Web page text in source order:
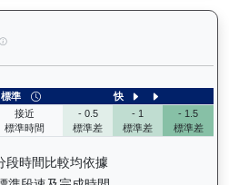
銀進（G266）— 速勢末腳加速能力
標準
快
接近
標準時間
- 0.5
標準差
- 1
標準差
- 1.5
標準差
段時間比較均依據